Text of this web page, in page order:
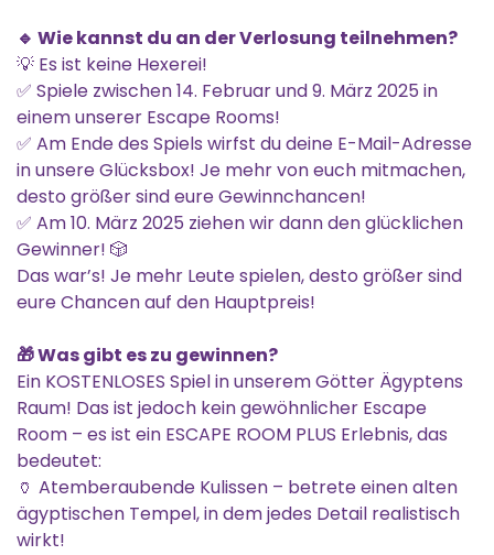
🔹 Wie kannst du an der Verlosung teilnehmen?
💡 Es ist keine Hexerei!
✅ Spiele zwischen 14. Februar und 9. März 2025 in
einem unserer Escape Rooms!
✅ Am Ende des Spiels wirfst du deine E-Mail-Adresse
in unsere Glücksbox! Je mehr von euch mitmachen,
desto größer sind eure Gewinnchancen!
✅ Am 10. März 2025 ziehen wir dann den glücklichen
Gewinner! 🎲
Das war’s! Je mehr Leute spielen, desto größer sind
eure Chancen auf den Hauptpreis!
🎁 Was gibt es zu gewinnen?
Ein KOSTENLOSES Spiel in unserem Götter Ägyptens
Raum! Das ist jedoch kein gewöhnlicher Escape
Room – es ist ein ESCAPE ROOM PLUS Erlebnis, das
bedeutet:
🏺 Atemberaubende Kulissen – betrete einen alten
ägyptischen Tempel, in dem jedes Detail realistisch
wirkt!